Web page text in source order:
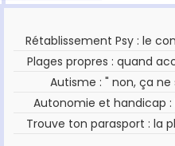
Rétablissement Psy : le
Plages propres : quand
Autisme : " non, ça
Autonomie et handicap
Trouve ton parasport : la